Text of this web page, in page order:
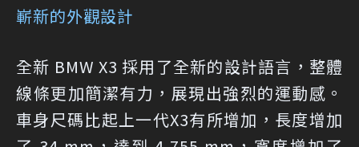
嶄新的外觀設計
全新 BMW X3 採用了全新的設計語言，整體
線條更加簡潔有力，展現出強烈的運動感。
車身尺碼比起上一代X3有所增加，長度增加